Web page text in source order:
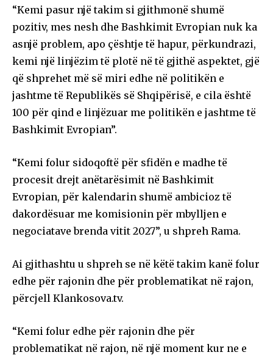
“Kemi pasur një takim si gjithmonë shumë
pozitiv, mes nesh dhe Bashkimit Evropian nuk ka
asnjë problem, apo çështje të hapur, përkundrazi,
kemi një linjëzim të plotë në të gjithë aspektet, gjë
që shprehet më së miri edhe në politikën e
jashtme të Republikës së Shqipërisë, e cila është
100 për qind e linjëzuar me politikën e jashtme të
Bashkimit Evropian”.
“Kemi folur sidoqoftë për sfidën e madhe të
procesit drejt anëtarësimit në Bashkimit
Evropian, për kalendarin shumë ambicioz të
dakordësuar me komisionin për mbylljen e
negociatave brenda vitit 2027”, u shpreh Rama.
Ai gjithashtu u shpreh se në këtë takim kanë folur
edhe për rajonin dhe për problematikat në rajon,
përcjell Klankosova.tv.
“Kemi folur edhe për rajonin dhe për
problematikat në rajon, në një moment kur ne e